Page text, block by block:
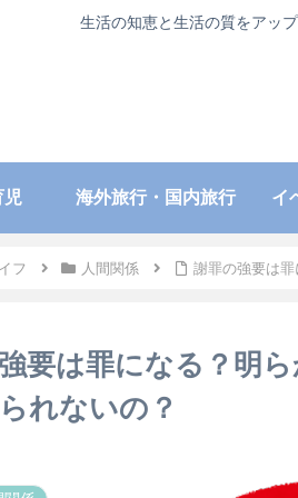
生活の知恵と生活の質をアッ
児 海外旅行・国内旅行 イ
フ 人間関係 謝罪の強要は
要は罪になる？明
れないの？